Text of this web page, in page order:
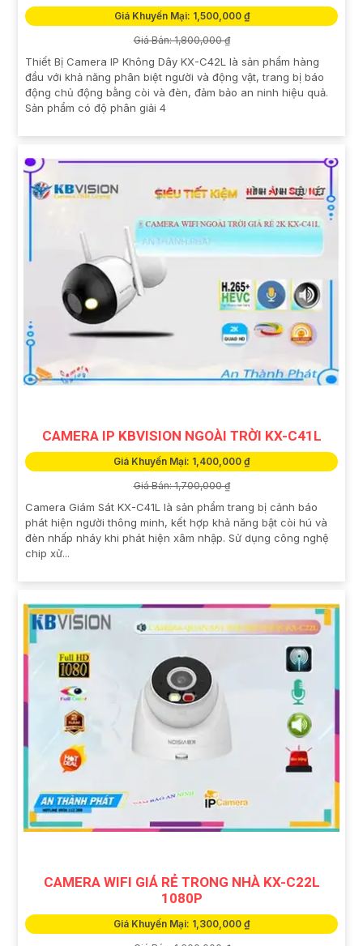
Giá Khuyến Mại: 1,500,000 ₫
Giá Bán: 1,800,000 ₫
Thiết Bị Camera IP Không Dây KX-C42L là sản phẩm hàng
đầu với khả năng phân biệt người và động vật, trang bị báo
động chủ động bằng còi và đèn, đảm bảo an ninh hiệu quả.
Sản phẩm có độ phân giải 4
CAMERA IP KBVISION NGOÀI TRỜI KX-C41L
Giá Khuyến Mại: 1,400,000 ₫
Giá Bán: 1,700,000 ₫
Camera Giám Sát KX-C41L là sản phẩm trang bị cảnh báo
phát hiện người thông minh, kết hợp khả năng bật còi hú và
đèn nhấp nháy khi phát hiện xâm nhập. Sử dụng công nghệ
chip xử...
CAMERA WIFI GIÁ RẺ TRONG NHÀ KX-C22L
1080P
Giá Khuyến Mại: 1,300,000 ₫